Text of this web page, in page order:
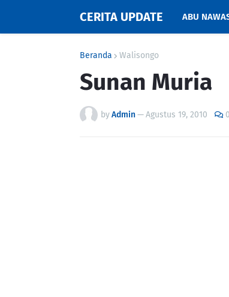
CERITA UPDATE ABU
Beranda Walisongo
Sunan Muria
byAdmin—Agustus 19, 2010 0